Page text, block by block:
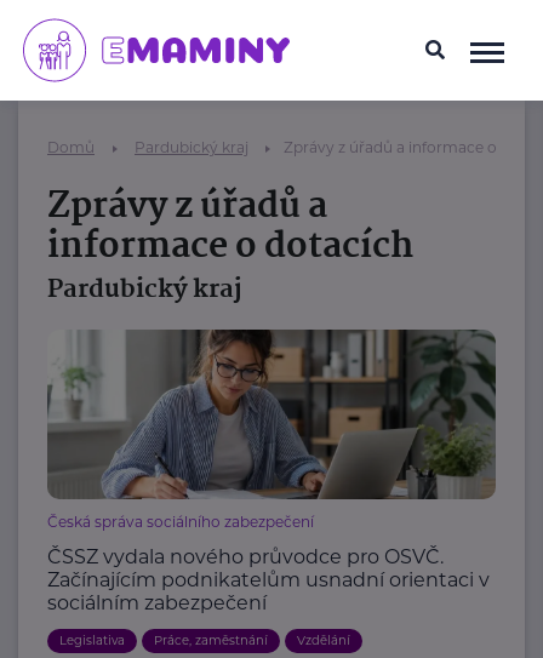
Domů Pardubický kraj Zprávy z úřadů a informace o
Zprávy z úřadů a
informace o dotacích
Pardubický kraj
Česká správa sociálního zabezpečení
ČSSZ vydala nového průvodce pro OSVČ.
Začínajícím podnikatelům usnadní orientaci v
sociálním zabezpečení
Legislativa Práce, zaměstnání Vzdělání